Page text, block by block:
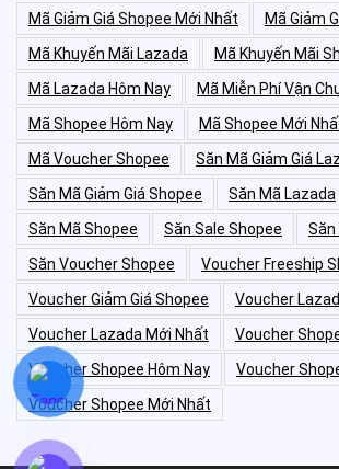
Mã Giảm Giá Shopee Mới Nhất
Mã Giảm
Mã Khuyến Mãi Lazada
Mã Khuyến Mãi
Mã Lazada Hôm Nay
Mã Miễn Phí Vận
Mã Shopee Hôm Nay
Mã Shopee Mới
Mã Voucher Shopee
Săn Mã Giảm Giá
Săn Mã Giảm Giá Shopee
Săn Mã Lazada
Săn Mã Shopee
Săn Sale Shopee
Săn
Săn Voucher Shopee
Voucher Freeship
Voucher Giảm Giá Shopee
Voucher
Voucher Lazada Mới Nhất
Voucher
Voucher Shopee Hôm Nay
Voucher
Voucher Shopee Mới Nhất